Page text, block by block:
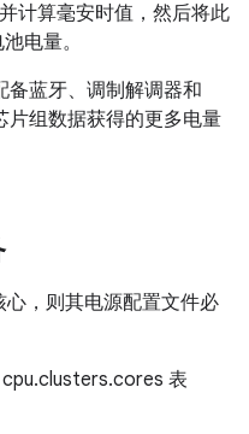
计算毫安时值，然后将此
电量。
备蓝牙、调制解调器和
片组数据获得的更多电量
心，则其电源配置文件必
表